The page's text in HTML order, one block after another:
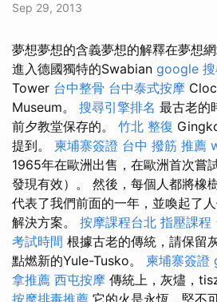
Sep 29, 2013
夢想夢想的含義夢想的解釋在夢想
進入德國獨特的Swabian google 搜
Tower 台中整骨 台中泰式按摩
Museum。 搜尋引擎排名 最古老的
前夕教堂保存的。 竹北 整復
提到。 柬埔寨簽證 台中 撥筋 推薦
1965年在歐洲出售，在歐洲首次嘗
發現有效）。 然後，每個人都將橡
代表了我們前面的一年，並喚起了
解決方案。 按摩課程台北 指壓課程
考試時間 根據古老的傳統，請保留
點燃新的Yule-Tusko。 柬埔寨簽證
拿推薦 西屯按摩 傳統上，灰燼，
按摩排毒推薦 它的火是永恆，堅不